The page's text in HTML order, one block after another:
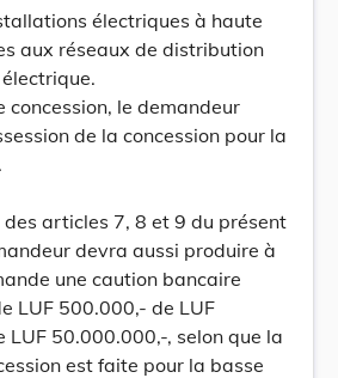
électriques à haute
aux réseaux de distribution
concession, le demandeur
de la concession pour la
des articles 7, 8 et 9 du présent
devra aussi produire à
une caution bancaire
LUF 500.000,- de LUF
LUF 50.000.000,-, selon que la
est faite pour la basse